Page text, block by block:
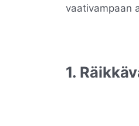
vaativampaan
1.